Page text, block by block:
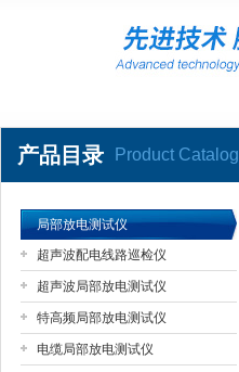
扬州国浩电气有限公司
产品目录 Product Catalog
局部放电测试仪
超声波配电线路巡检仪
超声波局部放电测试仪
特高频局部放电测试仪
电缆局部放电测试仪